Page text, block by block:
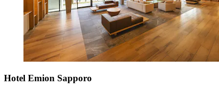
Hotel Emion Sapporo